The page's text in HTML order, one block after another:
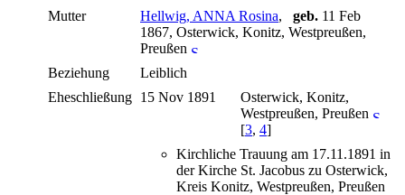
Mutter
Hellwig, ANNA Rosina, geb. 11 Feb
1867, Osterwick, Konitz, Westpreußen,
Preußen
Beziehung
Leiblich
Eheschließung 15 Nov 1891
Osterwick, Konitz,
Westpreußen, Preußen
[3, 4]
Kirchliche Trauung am 17.11.1891 in
der Kirche St. Jacobus zu Osterwick,
Kreis Konitz, Westpreußen, Preußen